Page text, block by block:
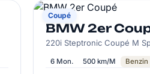
Coupé
BMW
BMW 2er
220i Steptronic Coupé M
6 Mon. 500 km/M Benzin